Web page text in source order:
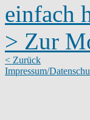
einfach
> Zur
< Zurück
Impressum/